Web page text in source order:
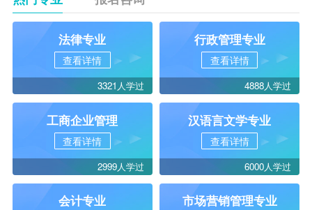
法律专业
查看详情
3321人学过
行政管理专业
查看详情
4888人学过
工商企业管理
查看详情
2999人学过
汉语言文学专业
查看详情
6000人学过
会计专业 市场营销管理专业